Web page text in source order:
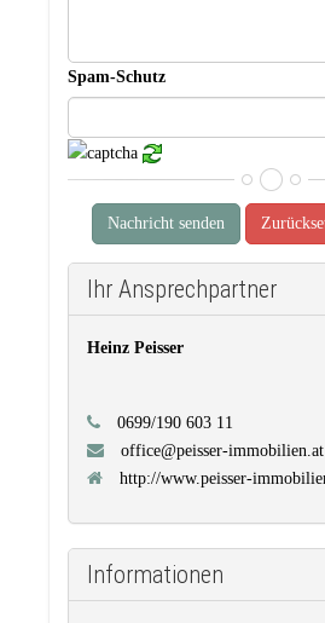
Spam-Schutz
Nachricht senden
Ihr Ansprechpartner
Heinz Peisser
0699/190 603 11
office@peisser-immobilien.at
http://www.peisser-
Informationen